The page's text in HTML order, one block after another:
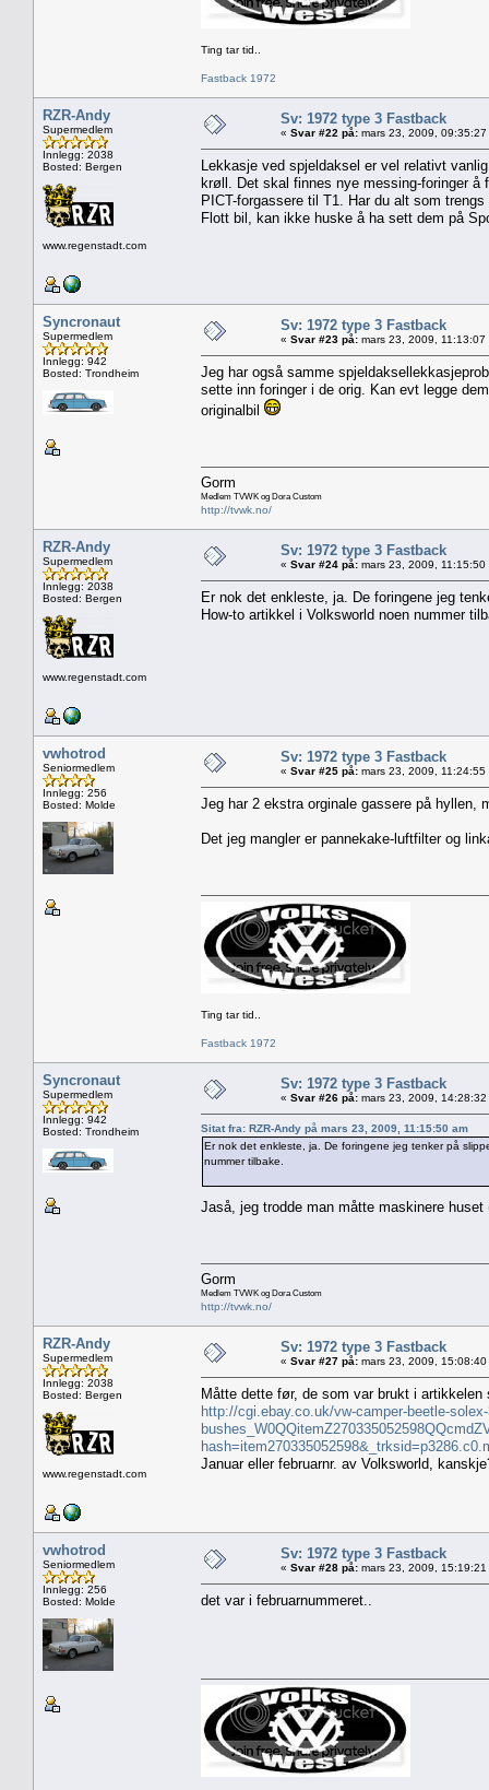
Ting tar tid..
Fastback 1972
RZR-Andy
Supermedlem
Innlegg: 2038
Bosted: Bergen
www.regenstadt.com
Sv: 1972 type 3 Fastback
« Svar #22 på: mars 23, 2009, 09:35:27
Lekkasje ved spjeldaksel er vel relativt
krøll. Det skal finnes nye messing-foringer
PICT-forgassere til T1. Har du alt som
Flott bil, kan ikke huske å ha sett dem på
Syncronaut
Supermedlem
Innlegg: 942
Bosted: Trondheim
Sv: 1972 type 3 Fastback
« Svar #23 på: mars 23, 2009, 11:13:07
Jeg har også samme
sette inn foringer i de orig. Kan evt legge
originalbil
Gorm
Medlem TVWK og Dora Custom
http://tvwk.no/
RZR-Andy
Supermedlem
Innlegg: 2038
Bosted: Bergen
www.regenstadt.com
Sv: 1972 type 3 Fastback
« Svar #24 på: mars 23, 2009, 11:15:50
Er nok det enkleste, ja. De foringene jeg
How-to artikkel i Volksworld noen nummer
vwhotrod
Seniormedlem
Innlegg: 256
Bosted: Molde
Sv: 1972 type 3 Fastback
« Svar #25 på: mars 23, 2009, 11:24:55
Jeg har 2 ekstra orginale gassere på hyllen,
Det jeg mangler er pannekake-luftfilter og
Ting tar tid..
Fastback 1972
Syncronaut
Supermedlem
Innlegg: 942
Bosted: Trondheim
Sv: 1972 type 3 Fastback
« Svar #26 på: mars 23, 2009, 14:28:32
Sitat fra: RZR-Andy på mars 23, 2009, 11:15:50 am
Er nok det enkleste, ja. De foringene jeg tenker på
nummer tilbake.
Jaså, jeg trodde man måtte maskinere
Gorm
Medlem TVWK og Dora Custom
http://tvwk.no/
RZR-Andy
Supermedlem
Innlegg: 2038
Bosted: Bergen
www.regenstadt.com
Sv: 1972 type 3 Fastback
« Svar #27 på: mars 23, 2009, 15:08:40
Måtte dette før, de som var brukt i
http://cgi.ebay.co.uk/vw-camper-beetle-
Januar eller februarnr. av Volksworld,
vwhotrod
Seniormedlem
Innlegg: 256
Bosted: Molde
Sv: 1972 type 3 Fastback
« Svar #28 på: mars 23, 2009, 15:19:21
det var i februarnummeret..